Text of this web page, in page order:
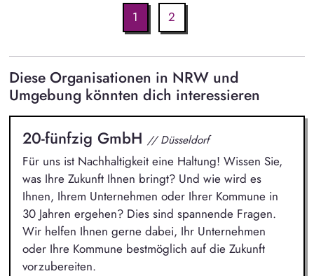
1 2
Diese Organisationen in NRW und
Umgebung könnten dich interessieren
20-fünfzig GmbH // Düsseldorf
Für uns ist Nachhaltigkeit eine Haltung! Wissen Sie,
was Ihre Zukunft Ihnen bringt? Und wie wird es
Ihnen, Ihrem Unternehmen oder Ihrer Kommune in
30 Jahren ergehen? Dies sind spannende Fragen.
Wir helfen Ihnen gerne dabei, Ihr Unternehmen
oder Ihre Kommune bestmöglich auf die Zukunft
vorzubereiten.